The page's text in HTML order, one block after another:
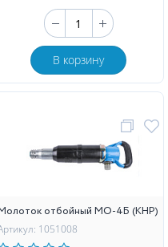
В корзину
отбойный МО-4Б (КНР)
1051008